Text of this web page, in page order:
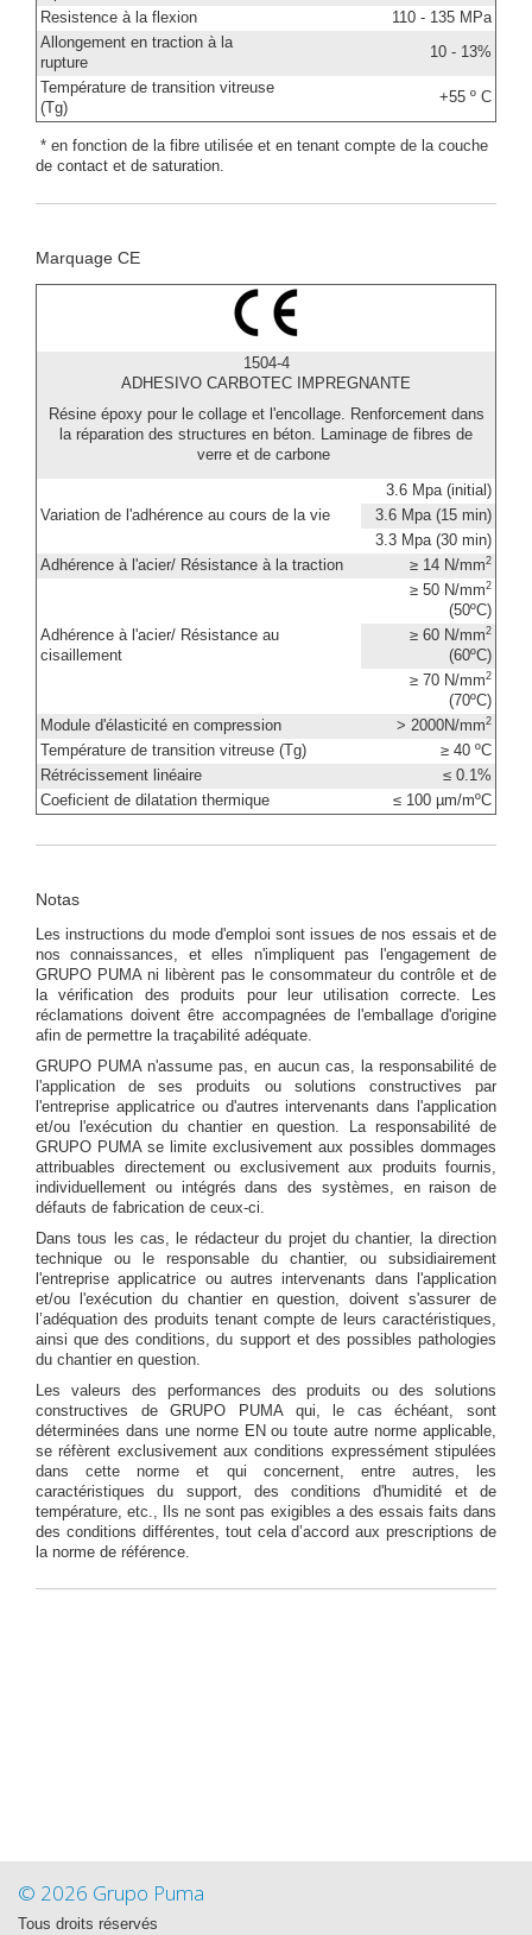
Resistence à la flexion
110 - 135 MPa
Allongement en traction à la
rupture
10 - 13%
Température de transition vitreuse
(Tg)
+55 º C
* en fonction de la fibre utilisée et en tenant compte de la couche
de contact et de saturation.
Marquage CE
1504-4
ADHESIVO CARBOTEC IMPREGNANTE
Résine époxy pour le collage et l'encollage. Renforcement dans
la réparation des structures en béton. Laminage de fibres de
verre et de carbone
Variation de l'adhérence au cours de la vie
3.6 Mpa (initial)
3.6 Mpa (15 min)
3.3 Mpa (30 min)
Adhérence à l'acier/ Résistance à la traction
≥ 14 N/mm2
Adhérence à l'acier/ Résistance au
cisaillement
≥ 50 N/mm2
(50ºC)
≥ 60 N/mm2
(60ºC)
≥ 70 N/mm2
(70ºC)
Module d'élasticité en compression
> 2000N/mm2
Température de transition vitreuse (Tg)
≥ 40 ºC
Rétrécissement linéaire
≤ 0.1%
Coeficient de dilatation thermique
≤ 100 µm/mºC
Notas
Les instructions du mode d'emploi sont issues de nos essais et de
nos connaissances, et elles n'impliquent pas l'engagement de
GRUPO PUMA ni libèrent pas le consommateur du contrôle et de
la vérification des produits pour leur utilisation correcte. Les
réclamations doivent être accompagnées de l'emballage d'origine
afin de permettre la traçabilité adéquate.
GRUPO PUMA n'assume pas, en aucun cas, la responsabilité de
l'application de ses produits ou solutions constructives par
l'entreprise applicatrice ou d'autres intervenants dans l'application
et/ou l'exécution du chantier en question. La responsabilité de
GRUPO PUMA se limite exclusivement aux possibles dommages
attribuables directement ou exclusivement aux produits fournis,
individuellement ou intégrés dans des systèmes, en raison de
défauts de fabrication de ceux-ci.
Dans tous les cas, le rédacteur du projet du chantier, la direction
technique ou le responsable du chantier, ou subsidiairement
l'entreprise applicatrice ou autres intervenants dans l'application
et/ou l'exécution du chantier en question, doivent s'assurer de
l’adéquation des produits tenant compte de leurs caractéristiques,
ainsi que des conditions, du support et des possibles pathologies
du chantier en question.
Les valeurs des performances des produits ou des solutions
constructives de GRUPO PUMA qui, le cas échéant, sont
déterminées dans une norme EN ou toute autre norme applicable,
se réfèrent exclusivement aux conditions expressément stipulées
dans cette norme et qui concernent, entre autres, les
caractéristiques du support, des conditions d'humidité et de
température, etc., Ils ne sont pas exigibles a des essais faits dans
des conditions différentes, tout cela d’accord aux prescriptions de
la norme de référence.
© 2026 Grupo Puma
Tous droits réservés